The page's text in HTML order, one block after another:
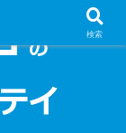
検索